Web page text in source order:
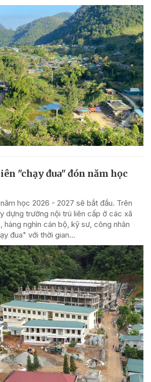
"chạy đua" đón năm học
học 2026 - 2027 sẽ bắt đầu. Trên
dựng trường nội trú liên cấp ở các xã
hàng nghìn cán bộ, kỹ sư, công nhân
đua" với thời gian...